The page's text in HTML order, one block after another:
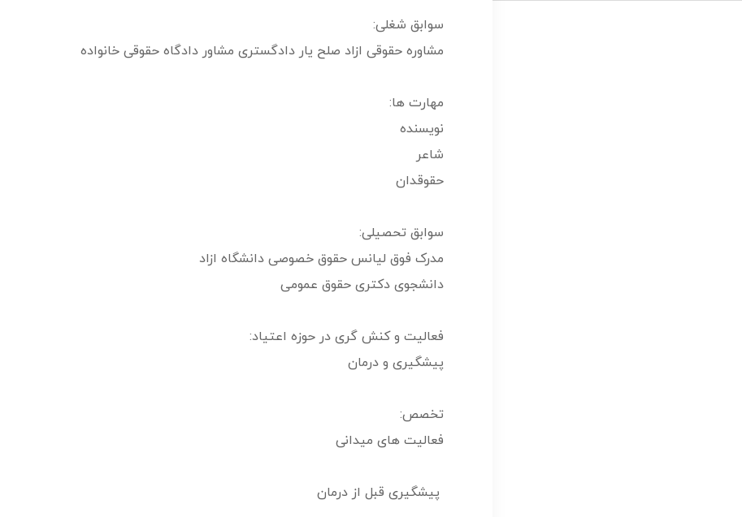
سوابق شغلی:
مشاوره حقوقی ازاد صلح یار دادگستری مشاور دادگاه حقوقی خانواده
مهارت ها:
نویسنده
شاعر
حقوقدان
سوابق تحصیلی:
مدرک فوق لیانس حقوق خصوصی دانشگاه ازاد
دانشجوی دکتری حقوق عمومی
فعالیت و کنش گری در حوزه اعتیاد:
پیشگیری و درمان
تخصص:
فعالیت های میدانی
پیشگیری قبل از درمان